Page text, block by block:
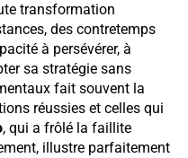
transformation
des contretemps
à persévérer, à
sa stratégie sans
fait souvent la
réussies et celles qui
, qui a frôlé la faillite
illustre parfaitement